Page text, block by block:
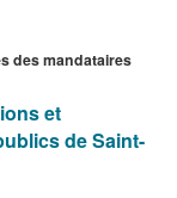
des mandataires
et
de Saint-